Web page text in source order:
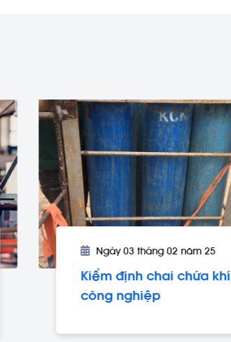
Ngày 03 tháng 02 năm 25
Kiểm định chai chứa khí
công nghiệp